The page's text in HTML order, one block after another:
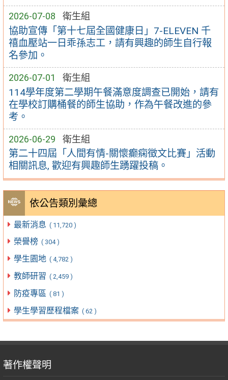
2026-07-08 衛生組
協助宣傳「第十七屆全國健康日」7-ELEVEN 千
禧血壓站一日乖孫志工，請有興趣的師生自行報
名參加。
2026-07-01 衛生組
114學年度第二學期午餐滿意度調查已開始，請有
在學校訂購桶餐的師生協助，作為午餐改進的參
考。
2026-06-29 衛生組
第二十四屆「人間有情-關懷癫痫徵文比賽」活動
相關訊息, 歡迎有興趣師生踴躍投稿。
依公告類別彙總
最新消息 ( 11,720 )
榮譽榜 ( 304 )
學生園地 ( 4,782 )
教師研習 ( 2,459 )
防疫專區 ( 81 )
學生學習歷程檔案 ( 62 )
著作權聲明